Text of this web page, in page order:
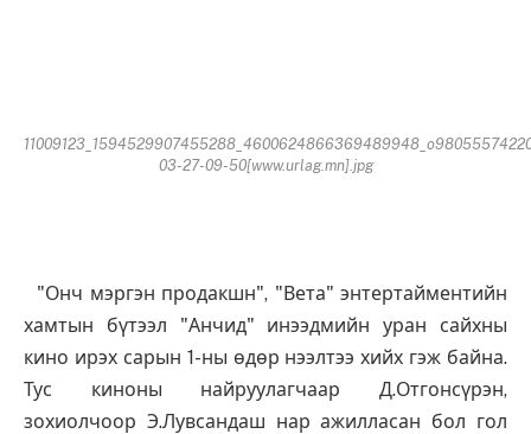
03-27-09-50[www.urlag.mn].jpg
"Онч мэргэн продакшн", "Вета" энтертайментийн
хамтын бүтээл "Анчид" инээдмийн уран сайхны
кино ирэх сарын 1-ны өдөр нээлтээ хийх гэж байна.
Тус киноны найруулагчаар Д.Отгонсүрэн,
зохиолчоор Э.Лувсандаш нар ажилласан бол гол